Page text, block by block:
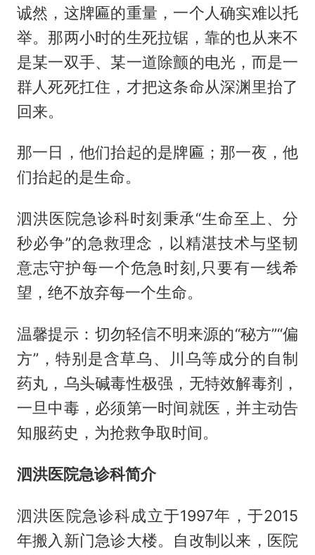
诚然，这牌匾的重量，一个人确实难以托
举。那两小时的生死拉锯，靠的也从来不
是某一双手、某一道除颤的电光，而是一
群人死死扛住，才把这条命从深渊里抬了
回来。
那一日，他们抬起的是牌匾；那一夜，他
们抬起的是生命。
泗洪医院急诊科时刻秉承“生命至上、分
秒必争”的急救理念，以精湛技术与坚韧
意志守护每一个危急时刻,只要有一线希
望，绝不放弃每一个生命。
温馨提示：切勿轻信不明来源的“秘方”“偏
方”，特别是含草乌、川乌等成分的自制
药丸，乌头碱毒性极强，无特效解毒剂，
一旦中毒，必须第一时间就医，并主动告
知服药史，为抢救争取时间。
泗洪医院急诊科简介
泗洪医院急诊科成立于1997年，于2015
年搬入新门急诊大楼。自改制以来，医院